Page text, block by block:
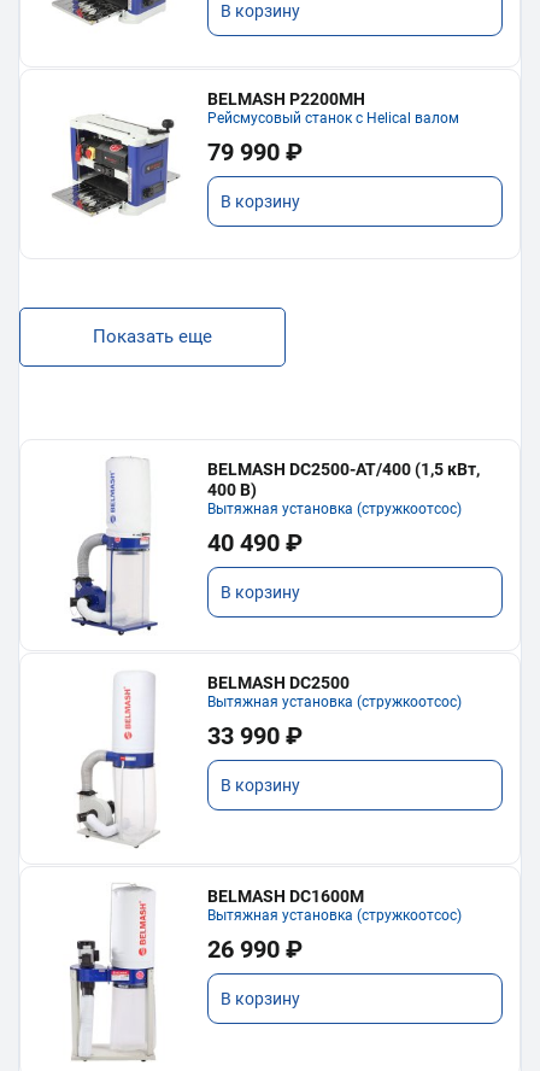
В корзину
BELMASH P2200MH
Рейсмусовый станок с Helical валом
79 990 ₽
В корзину
Показать еще
BELMASH DC2500-AT/400 (1,5 кВт,
400 В)
Вытяжная установка (стружкоотсос)
40 490 ₽
В корзину
BELMASH DC2500
Вытяжная установка (стружкоотсос)
33 990 ₽
В корзину
BELMASH DC1600M
Вытяжная установка (стружкоотсос)
26 990 ₽
В корзину